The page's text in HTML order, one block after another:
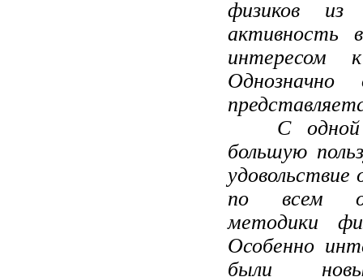
физиков из
активность
интересом
С одной
большую
по всем
методики
Особенно
были